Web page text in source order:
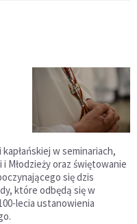
w seminariach,
Młodzieży oraz świętowanie
się dzis
które odbędą się w
lecia ustanowienia